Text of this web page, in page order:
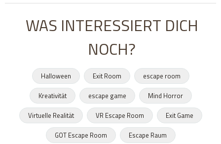
WAS INTERESSIERT DICH
NOCH?
Halloween Exit Room
escape room
Kreativität
escape game
Mind Horror
Virtuelle Realität
VR Escape Room
Exit Game
GOT Escape Room
Escape Raum